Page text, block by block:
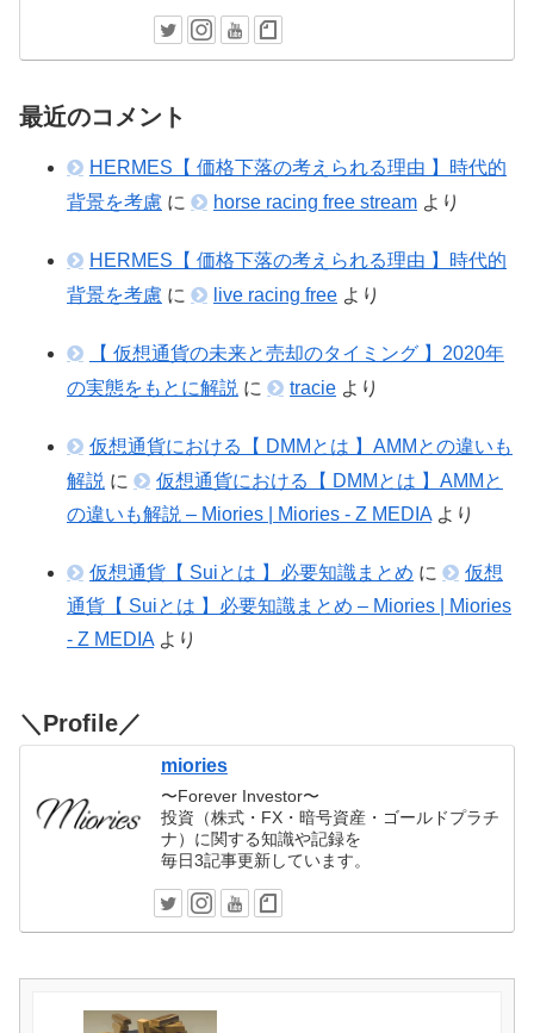
最近のコメント
HERMES【 価格下落の考えられる理由 】時代的
背景を考慮 に horse racing free stream より
HERMES【 価格下落の考えられる理由 】時代的
背景を考慮 に live racing free より
【 仮想通貨の未来と売却のタイミング 】2020年
の実態をもとに解説 に tracie より
仮想通貨における【 DMMとは 】AMMとの違いも
解説 に
仮想通貨における【 DMMとは 】AMMと
の違いも解説 – Miories | Miories - Z MEDIA より
仮想通貨【 Suiとは 】必要知識まとめ に
仮想
通貨【 Suiとは 】必要知識まとめ – Miories | Miories
- Z MEDIA より
＼Profile／
miories
〜Forever Investor〜
投資（株式・FX・暗号資産・ゴールドプラチ
ナ）に関する知識や記録を
毎日3記事更新しています。